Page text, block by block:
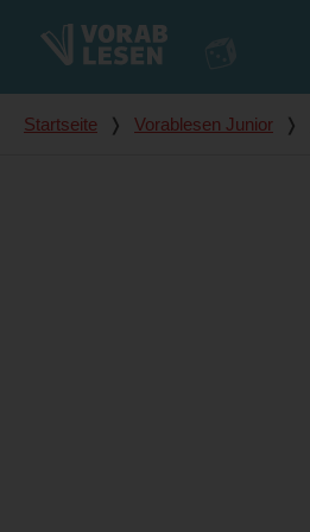
Du bist hier
Startseite ❭ Vorablesen Junior ❭